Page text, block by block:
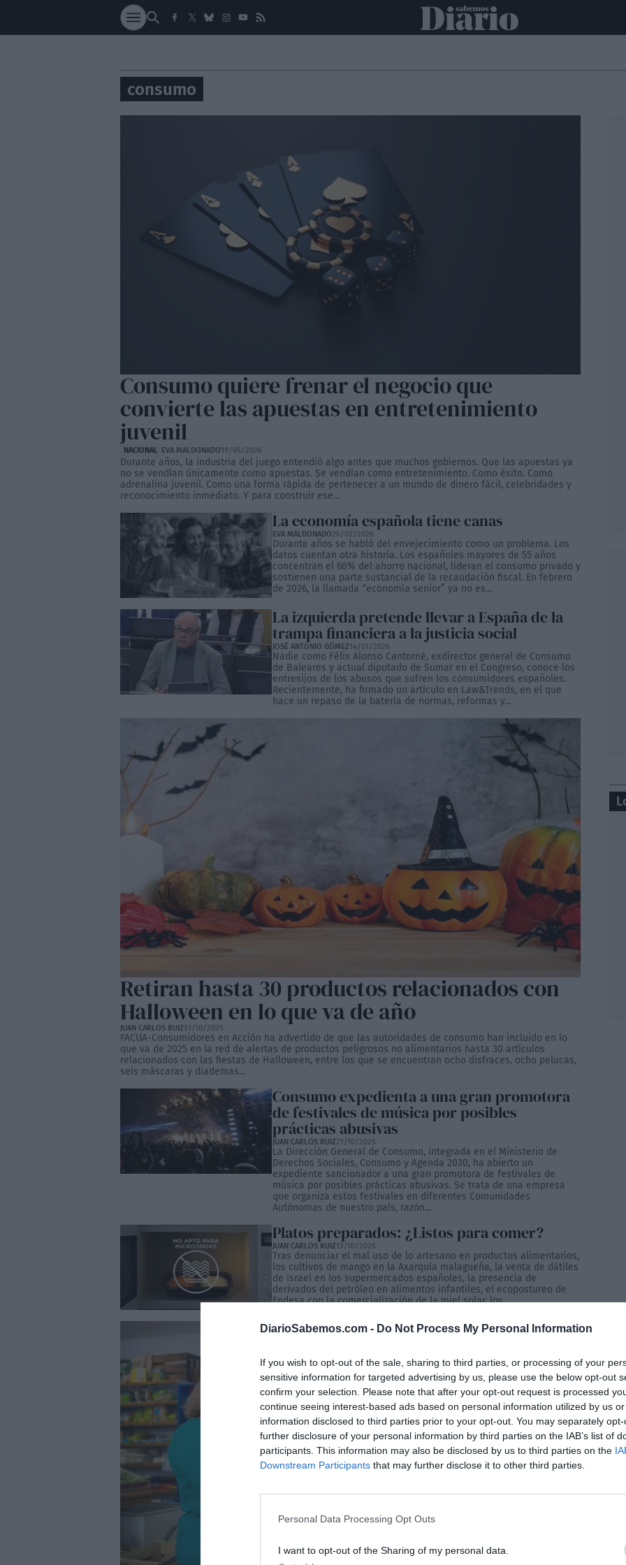
DiarioSabemos.com - Do Not Process My Personal Information
If you wish to opt-out of the sale, sharing to third parties, or processing of your
sensitive information for targeted advertising by us, please use the below opt-out
confirm your selection. Please note that after your opt-out request is processed
continue seeing interest-based ads based on personal information utilized by us
information disclosed to third parties prior to your opt-out. You may separately
further disclosure of your personal information by third parties on the IAB’s list of
participants. This information may also be disclosed by us to third parties on the
Downstream Participants that may further disclose it to other third parties.
Personal Data Processing Opt Outs
I want to opt-out of the Sharing of my personal data.
SOCIEDAD NACIONAL INTERNACIONAL POLÍTICA OPINIÓN ECONOMÍA
consumo
Consumo quiere frenar el negocio que
convierte las apuestas en entretenimiento
juvenil
NACIONAL EVA MALDONADO19/05/2026
Durante años, la industria del juego entendió algo antes que muchos gobiernos. Que las apuestas ya
no se vendían únicamente como apuestas. Se vendían como entretenimiento. Como éxito. Como
adrenalina juvenil. Como una forma rápida de pertenecer a un mundo de dinero fácil, celebridades y
reconocimiento inmediato. Y para construir ese...
La economía española tiene canas
EVA MALDONADO26/02/2026
Durante años se habló del envejecimiento como un problema. Los
datos cuentan otra historia. Los españoles mayores de 55 años
concentran el 68% del ahorro nacional, lideran el consumo privado y
sostienen una parte sustancial de la recaudación fiscal. En febrero
de 2026, la llamada “economía senior” ya no es...
La izquierda pretende llevar a España de la
trampa financiera a la justicia social
JOSÉ ANTONIO GÓMEZ14/01/2026
Nadie como Félix Alonso Cantorné, exdirector general de Consumo
de Baleares y actual diputado de Sumar en el Congreso, conoce los
entresijos de los abusos que sufren los consumidores españoles.
Recientemente, ha firmado un artículo en Law&Trends, en el que
hace un repaso de la batería de normas, reformas y...
Retiran hasta 30 productos relacionados con
Halloween en lo que va de año
JUAN CARLOS RUIZ31/10/2025
FACUA-Consumidores en Acción ha advertido de que las autoridades de consumo han incluido en lo
que va de 2025 en la red de alertas de productos peligrosos no alimentarios hasta 30 artículos
relacionados con las fiestas de Halloween, entre los que se encuentran ocho disfraces, ocho pelucas,
seis máscaras y diademas...
Consumo expedienta a una gran promotora
de festivales de música por posibles
prácticas abusivas
JUAN CARLOS RUIZ21/10/2025
La Dirección General de Consumo, integrada en el Ministerio de
Derechos Sociales, Consumo y Agenda 2030, ha abierto un
expediente sancionador a una gran promotora de festivales de
música por posibles prácticas abusivas. Se trata de una empresa
que organiza estos festivales en diferentes Comunidades
Autónomas de nuestro país, razón...
Platos preparados: ¿Listos para comer?
JUAN CARLOS RUIZ13/10/2025
Tras denunciar el mal uso de lo artesano en productos alimentarios,
los cultivos de mango en la Axarquía malagueña, la venta de dátiles
de Israel en los supermercados españoles, la presencia de
derivados del petróleo en alimentos infantiles, el ecopostureo de
Endesa con la comercialización de la miel solar, los...